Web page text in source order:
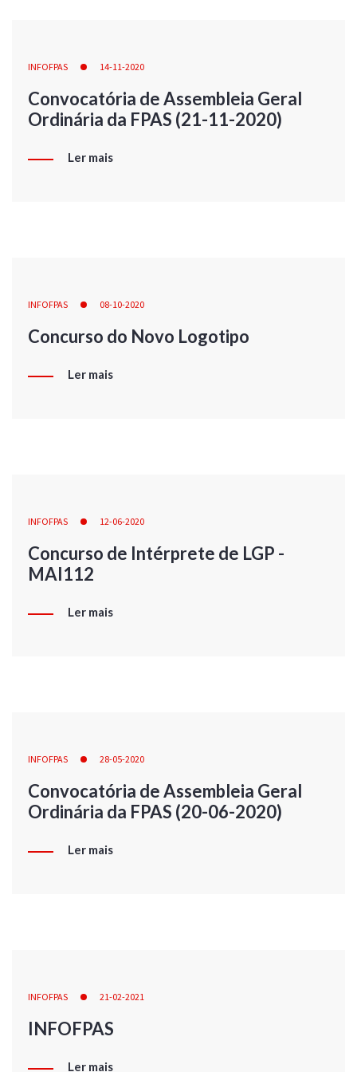
INFOFPAS 14-11-2020
Convocatória de Assembleia Geral
Ordinária da FPAS (21-11-2020)
Ler mais
INFOFPAS 08-10-2020
Concurso do Novo Logotipo
Ler mais
INFOFPAS 12-06-2020
Concurso de Intérprete de LGP -
MAI112
Ler mais
INFOFPAS 28-05-2020
Convocatória de Assembleia Geral
Ordinária da FPAS (20-06-2020)
Ler mais
INFOFPAS 21-02-2021
INFOFPAS
Ler mais